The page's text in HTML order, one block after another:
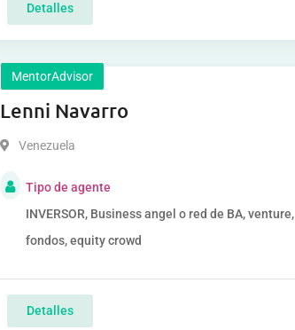
Detalles
MentorAdvisor
Lenni Navarro
Venezuela
Tipo de agente
INVERSOR, Business angel o red de BA, venture,
fondos, equity crowd
Detalles